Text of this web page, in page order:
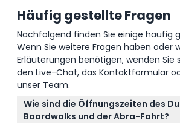
Häufig gestellte Fragen
Nachfolgend finden Sie einige häufig
Wenn Sie weitere Fragen haben oder
Erläuterungen benötigen, wenden Sie
den Live-Chat, das Kontaktformular
unser Team.
Wie sind die Öffnungszeiten des
Boardwalks und der Abra-Fahrt?